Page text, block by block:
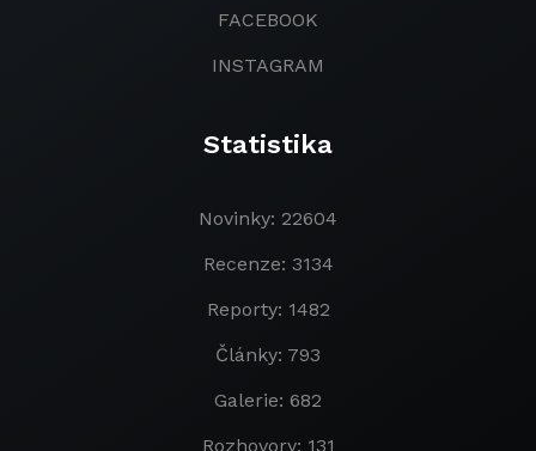
FACEBOOK
INSTAGRAM
Statistika
Novinky: 22604
Recenze: 3134
Reporty: 1482
Články: 793
Galerie: 682
Rozhovory: 131